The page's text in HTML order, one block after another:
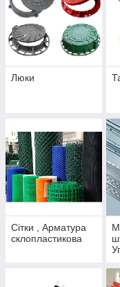
Люки
Сітки , Арматура
склопластикова